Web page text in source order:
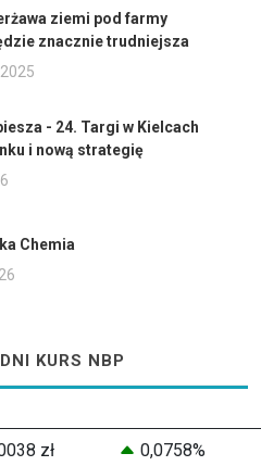
ziemi pod farmy
znacznie trudniejsza
- 24. Targi w Kielcach
i nową strategię
Chemia
KURS NBP
zł 0,0758%